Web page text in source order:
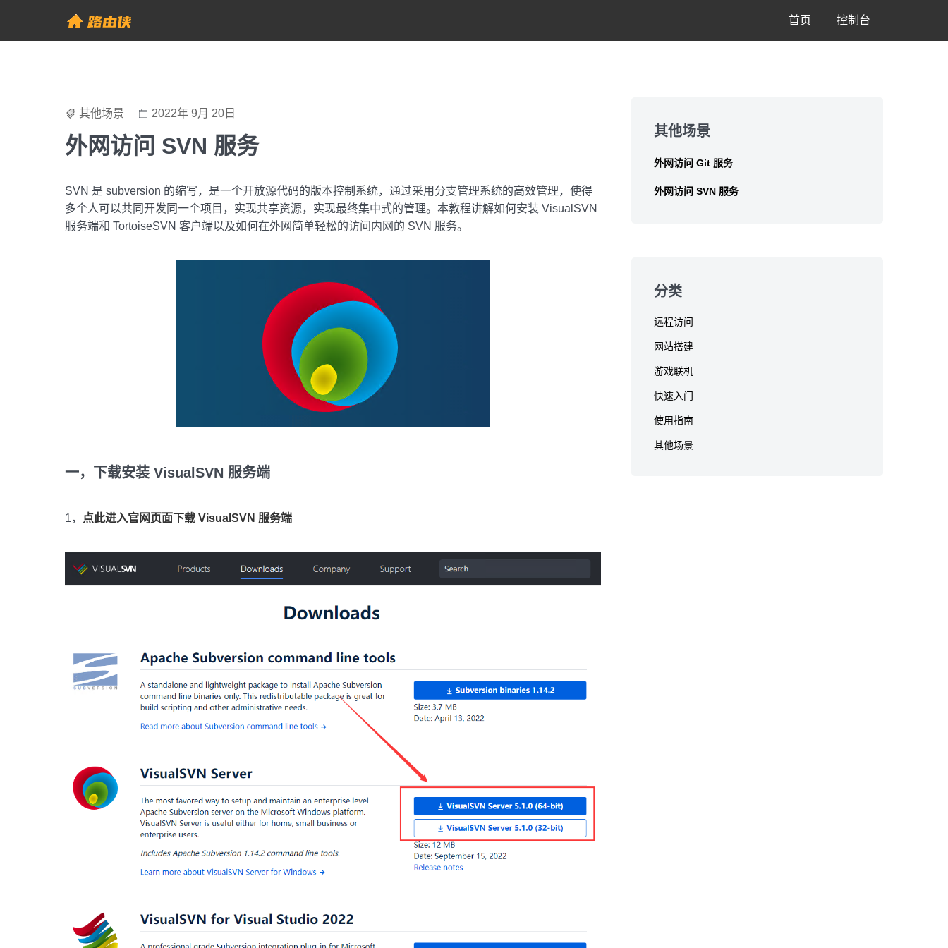
content
帮助中心 - 路由侠
首页 控制台
其他场景 2022年 9月 20日
外网访问 SVN 服务
SVN 是 subversion 的缩写，是一个开放源代码的版本控制系统，通过采用分支管理系统的高效管理，使得
多个人可以共同开发同一个项目，实现共享资源，实现最终集中式的管理。本教程讲解如何安装 VisualSVN
服务端和 TortoiseSVN 客户端以及如何在外网简单轻松的访问内网的 SVN 服务。
一，下载安装 VisualSVN 服务端
1， 点此进入官网页面下载 VisualSVN 服务端
footer
其他场景
外网访问 Git 服务
外网访问 SVN 服务
分类
远程访问
网站搭建
游戏联机
快速入门
使用指南
其他场景